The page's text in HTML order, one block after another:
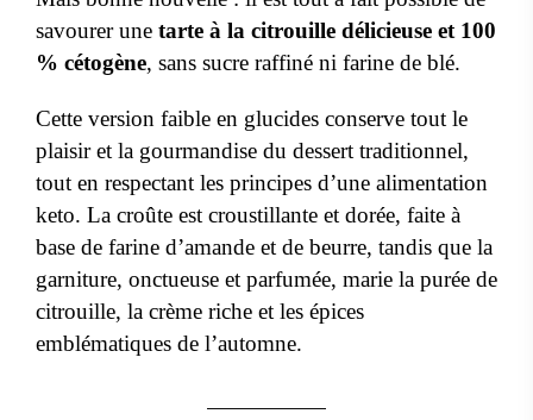
savourer une tarte à la citrouille délicieuse et 100
% cétogène, sans sucre raffiné ni farine de blé.
Cette version faible en glucides conserve tout le
plaisir et la gourmandise du dessert traditionnel,
tout en respectant les principes d’une alimentation
keto. La croûte est croustillante et dorée, faite à
base de farine d’amande et de beurre, tandis que la
garniture, onctueuse et parfumée, marie la purée de
citrouille, la crème riche et les épices
emblématiques de l’automne.